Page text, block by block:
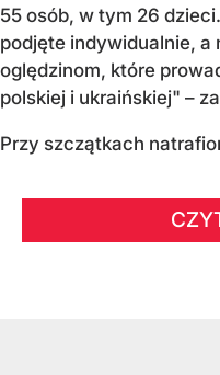
55 osób, w tym 26
podjęte indywidualnie, a
oględzinom, które
polskiej i ukraińskiej" –
Przy szczątkach